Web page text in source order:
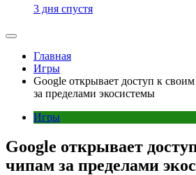
3 дня спустя
Главная
Игры
Google открывает доступ к
за пределами экосистемы
Игры
Google открывает
чипам за пределами